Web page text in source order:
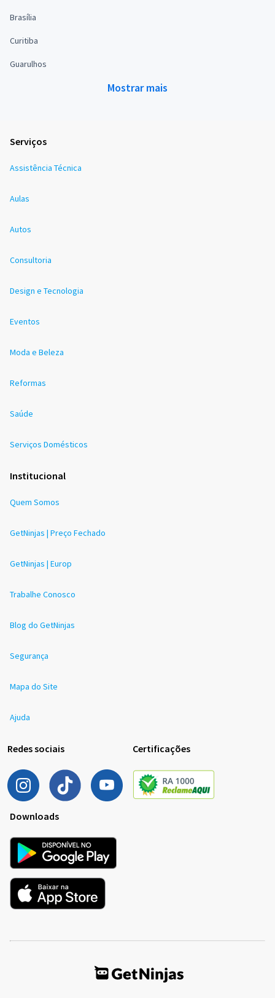
Brasília
Curitiba
Guarulhos
Mostrar mais
Serviços
Assistência Técnica
Aulas
Autos
Consultoria
Design e Tecnologia
Eventos
Moda e Beleza
Reformas
Saúde
Serviços Domésticos
Institucional
Quem Somos
GetNinjas | Preço Fechado
GetNinjas | Europ
Trabalhe Conosco
Blog do GetNinjas
Segurança
Mapa do Site
Ajuda
Redes sociais Certificações
Downloads